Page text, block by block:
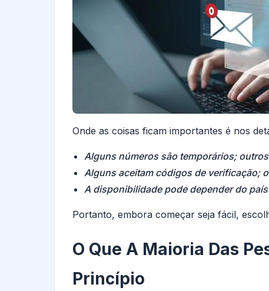
Onde as coisas ficam importantes é nos
Alguns números são temporários;
Alguns aceitam códigos de verificação;
A disponibilidade pode depender do
Portanto, embora começar seja fácil,
O Que A Maioria Das
Princípio